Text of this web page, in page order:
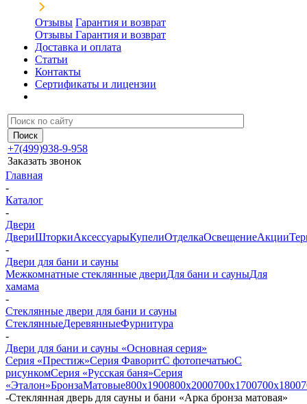
Отзывы Гарантия и возврат
Отзывы Гарантия и возврат
Доставка и оплата
Статьи
Контакты
Сертификаты и лицензии
+7(499)938-9-958
Заказать звонок
Главная
-
Каталог
-
Двери
ДвериШторкиАксессуарыКупелиОтделкаОсвещениеАкции
-
Двери для бани и сауны
Межкомнатные стеклянные двериДля бани и сауныДля
хамама
-
Стеклянные двери для бани и сауны
СтеклянныеДеревянныеФурнитура
-
Двери для бани и сауны «Основная серия»
Серия «Престиж»Серия ФаворитС фотопечатьюС
рисункомСерия «Русская баня»Серия
«Эталон»БронзаМатовые800х1900800х2000700х1700700х1800
-Стеклянная дверь для сауны и бани «Арка бронза матовая»